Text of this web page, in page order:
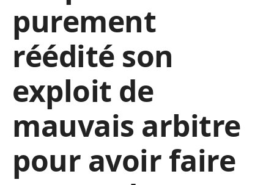
purement
réédité son
exploit de
mauvais arbitre
pour avoir faire